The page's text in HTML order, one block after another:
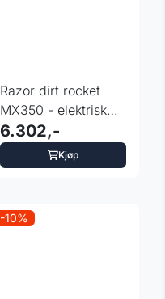
Razor dirt rocket
MX350 - elektrisk
pocketbike
6.302,-
Kjøp
-10%